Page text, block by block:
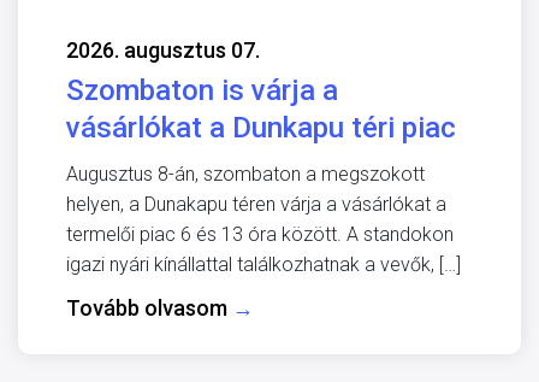
2026. augusztus 07.
Szombaton is várja a
vásárlókat a Dunkapu téri piac
Augusztus 8-án, szombaton a megszokott
helyen, a Dunakapu téren várja a vásárlókat a
termelői piac 6 és 13 óra között. A standokon
igazi nyári kínállattal találkozhatnak a vevők, […]
Tovább olvasom →